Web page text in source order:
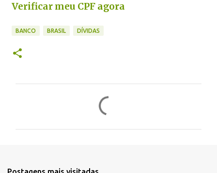
Verificar meu CPF agora
BANCO BRASIL DÍVIDAS